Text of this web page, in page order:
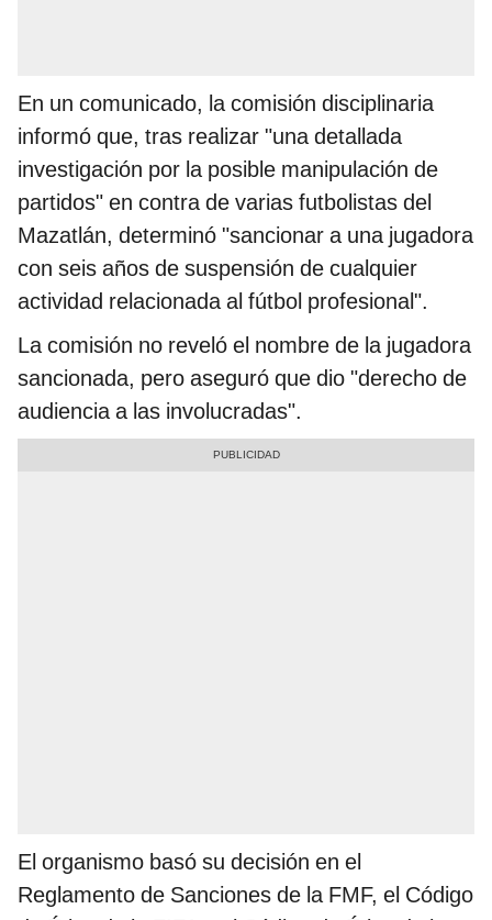
En un comunicado, la comisión disciplinaria
informó que, tras realizar "una detallada
investigación por la posible manipulación de
partidos" en contra de varias futbolistas del
Mazatlán, determinó "sancionar a una jugadora
con seis años de suspensión de cualquier
actividad relacionada al fútbol profesional".
La comisión no reveló el nombre de la jugadora
sancionada, pero aseguró que dio "derecho de
audiencia a las involucradas".
El organismo basó su decisión en el
Reglamento de Sanciones de la FMF, el Código